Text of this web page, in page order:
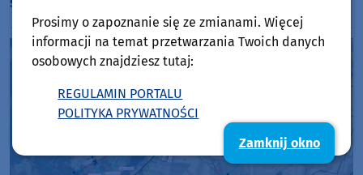
Prosimy o zapoznanie się ze zmianami. Więcej
informacji na temat przetwarzania Twoich danych
osobowych znajdziesz tutaj:
REGULAMIN PORTALU
POLITYKA PRYWATNOŚCI
Zamknij okno